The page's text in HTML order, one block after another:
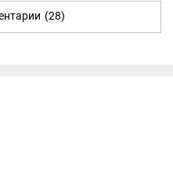
(28)